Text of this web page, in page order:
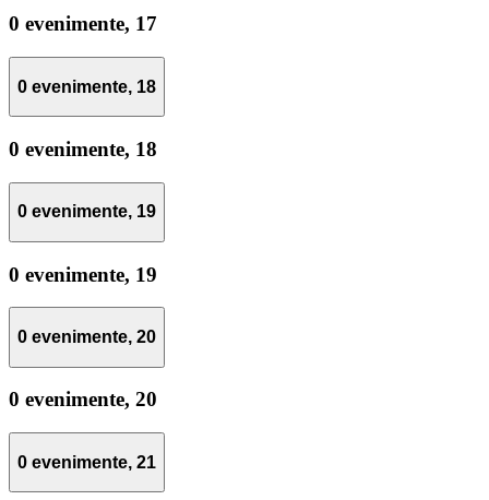
0 evenimente, 17
0 evenimente, 18
0 evenimente, 18
0 evenimente, 19
0 evenimente, 19
0 evenimente, 20
0 evenimente, 20
0 evenimente, 21